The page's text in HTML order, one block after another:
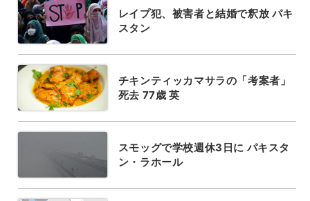
レイプ犯、被害者と結婚で釈放 パキ
スタン
チキンティッカマサラの「考案者」
死去 77歳 英
スモッグで学校週休3日に パキスタ
ン・ラホール